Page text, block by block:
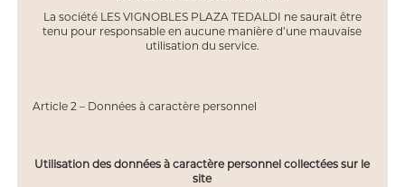
La société LES VIGNOBLES PLAZA TEDALDI ne saurait être
tenu pour responsable en aucune manière d’une mauvaise
utilisation du service.
Article 2 – Données à caractère personnel
Utilisation des données à caractère personnel collectées sur le
site